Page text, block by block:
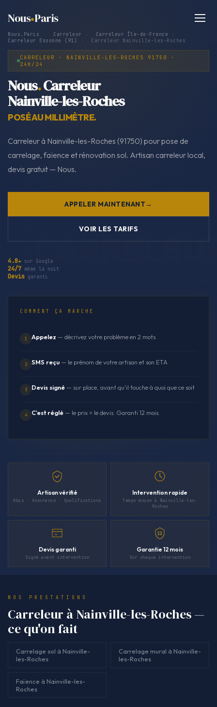
Nous Paris
Nous.Paris Carreleur Carreleur Île-de-France
Carreleur Essonne (91)
Carreleur Nainville-les-Roches
CARRELEUR · NAINVILLE-LES-ROCHES 91750 ·
24H/24
Nous.Carreleur
Nainville-les-Roches
POSÉ AU MILLIMÈTRE.
Carreleur à Nainville-les-Roches (91750) pour pose de
carrelage, faïence et rénovation sol. Artisan carreleur local,
devis gratuit — Nous.
APPELER MAINTENANT
VOIR LES TARIFS
4.8★ sur Google
24/7 même la nuit
Devis garanti
COMMENT ÇA MARCHE
1 Appelez — décrivez votre problème en 2 mots
2 SMS reçu — le prénom de votre artisan et son ETA
3 Devis signé — sur place, avant qu'il touche à quoi que ce soit
4 C'est réglé — le prix = le devis. Garanti 12 mois.
Artisan vérifié
Kbis · Assurance · Qualifications
Intervention rapide
Temps moyen à Nainville-les-
Roches
Devis garanti
Signé avant intervention
12
Garantie 12 mois
Sur chaque intervention
NOS PRESTATIONS
Carreleur à Nainville-les-Roches —
ce qu'on fait
Carrelage sol à Nainville-
les-Roches
Carrelage mural à Nainville-
les-Roches
Faïence à Nainville-les-
Roches